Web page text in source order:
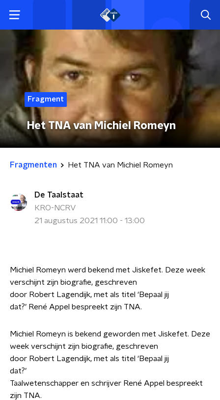
Fragment
Het TNA van Michiel Romeyn
Fragmenten Het TNA van Michiel Romeyn
De Taalstaat
KRO-NCRV
21 augustus 2021 11:00 - 13:00
Michiel Romeyn werd bekend met Jiskefet. Deze week
verschijnt zijn biografie, geschreven
door Robert Lagendijk, met als titel ‘Bepaal jij
dat?’ René Appel bespreekt zijn TNA.
Michiel Romeyn is bekend geworden met Jiskefet. Deze
week verschijnt zijn biografie, geschreven
door Robert Lagendijk, met als titel ‘Bepaal jij
dat?’
Taalwetenschapper en schrijver René Appel bespreekt
zijn TNA.